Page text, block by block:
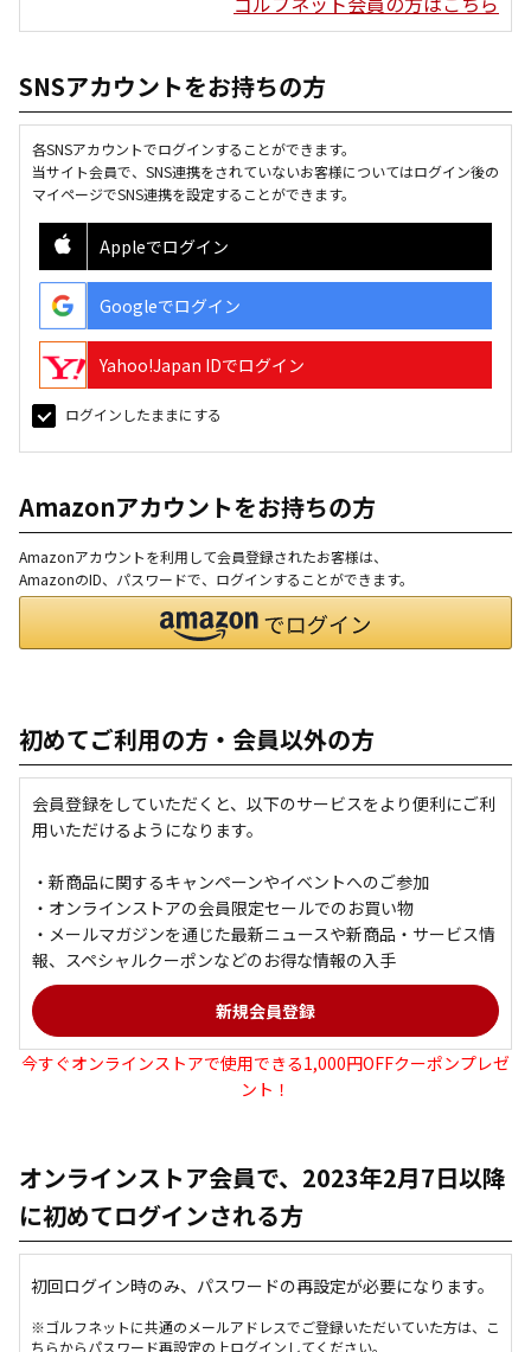
SNSアカウントをお持ちの方
各SNSアカウントでログインすることができます。
当サイト会員で、SNS連携をされていないお客様についてはログイン後の
マイページでSNS連携を設定することができます。
Appleでログイン
Googleでログイン
Yahoo!Japan IDでログイン
ログインしたままにする
Amazonアカウントをお持ちの方
Amazonアカウントを利用して会員登録されたお客様は、
AmazonのID、パスワードで、ログインすることができます。
初めてご利用の方・会員以外の方
会員登録をしていただくと、以下のサービスをより便利にご利
用いただけるようになります。
・新商品に関するキャンペーンやイベントへのご参加
・オンラインストアの会員限定セールでのお買い物
・メールマガジンを通じた最新ニュースや新商品・サービス情
報、スペシャルクーポンなどのお得な情報の入手
今すぐオンラインストアで使用できる1,000円OFFクーポンプレゼ
ント！
オンラインストア会員で、2023年2月7日以降
に初めてログインされる方
初回ログイン時のみ、パスワードの再設定が必要になります。
※ゴルフネットに共通のメールアドレスでご登録いただいていた方は、こ
ちらからパスワード再設定の上ログインしてください。